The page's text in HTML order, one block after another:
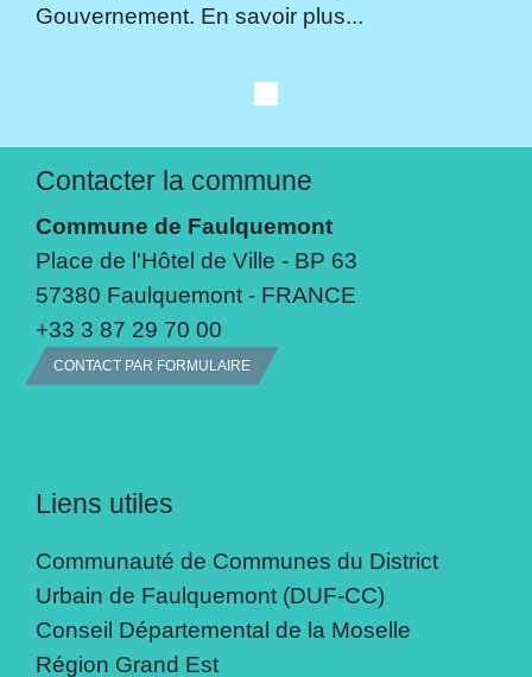
Gouvernement. En savoir plus...
Contacter la commune
Commune de Faulquemont
Place de l'Hôtel de Ville - BP 63
57380 Faulquemont - FRANCE
+33 3 87 29 70 00
CONTACT PAR FORMULAIRE
Liens utiles
Communauté de Communes du District
Urbain de Faulquemont (DUF-CC)
Conseil Départemental de la Moselle
Région Grand Est